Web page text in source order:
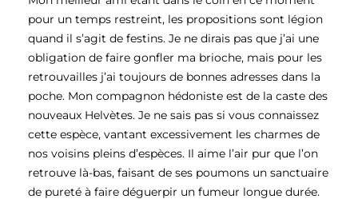
pour un temps restreint, les propositions sont légion
quand il s’agit de festins. Je ne dirais pas que j’ai une
obligation de faire gonfler ma brioche, mais pour les
retrouvailles j’ai toujours de bonnes adresses dans la
poche. Mon compagnon hédoniste est de la caste des
nouveaux Helvètes. Je ne sais pas si vous connaissez
cette espèce, vantant excessivement les charmes de
nos voisins pleins d’espèces. Il aime l’air pur que l’on
retrouve là-bas, faisant de ses poumons un sanctuaire
de pureté à faire déguerpir un fumeur longue durée.